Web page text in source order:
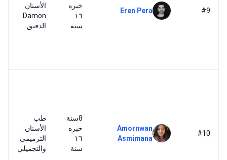
#9
Eren Pera
خبره
١٦
سنة
الأسنان
Damon
الدقيق
#10
Amornwan
Asmimana
8سنة
خبره
١٦
سنة
طب
الأسنان
الترميمي
والتجميلي